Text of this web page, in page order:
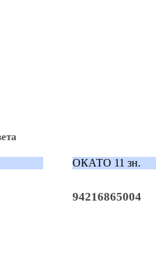
ОКАТО 11 зн.
94216865004